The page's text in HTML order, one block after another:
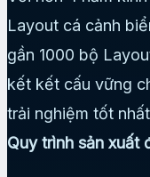
Layout cá cảnh
gần 1000 bộ
kết kết cấu vững
trải nghiệm tốt
Quy trình sản xuất